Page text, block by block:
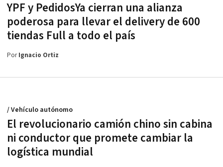
YPF y PedidosYa cierran una alianza
poderosa para llevar el delivery de 600
tiendas Full a todo el país
PorIgnacio Ortiz
El revolucionario camión chino sin cabina
ni conductor que promete cambiar la
logística mundial
/ Vehículo autónomo